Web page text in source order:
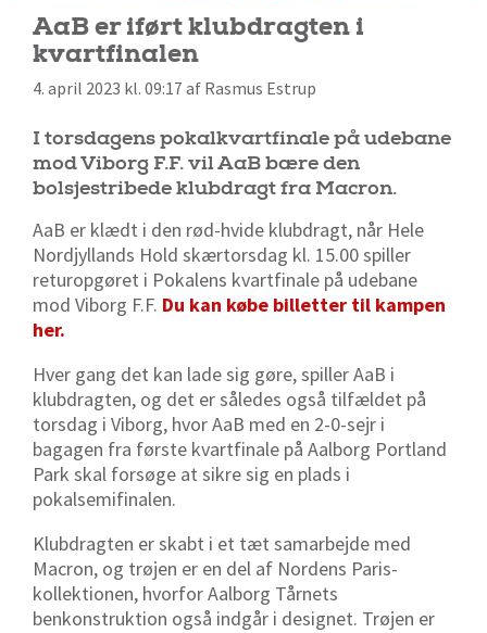
AaB er iført klubdragten i
kvartfinalen
4. april 2023 kl. 09:17 af Rasmus Estrup
I torsdagens pokalkvartfinale på udebane
mod Viborg F.F. vil AaB bære den
bolsjestribede klubdragt fra Macron.
AaB er klædt i den rød-hvide klubdragt, når Hele
Nordjyllands Hold skærtorsdag kl. 15.00 spiller
returopgøret i Pokalens kvartfinale på udebane
mod Viborg F.F. Du kan købe billetter til kampen
her.
Hver gang det kan lade sig gøre, spiller AaB i
klubdragten, og det er således også tilfældet på
torsdag i Viborg, hvor AaB med en 2-0-sejr i
bagagen fra første kvartfinale på Aalborg Portland
Park skal forsøge at sikre sig en plads i
pokalsemifinalen.
Klubdragten er skabt i et tæt samarbejde med
Macron, og trøjen er en del af Nordens Paris-
kollektionen, hvorfor Aalborg Tårnets
benkonstruktion også indgår i designet. Trøjen er